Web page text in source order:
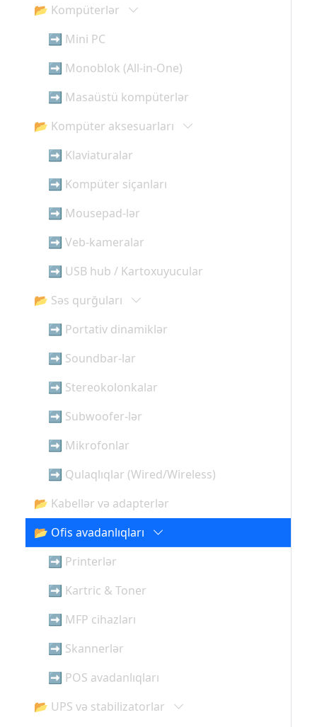
📂 Kompüterlər
➡ Mini PC
➡ Monoblok (All-in-One)
➡ Masaüstü kompüterlər
📂 Kompüter aksesuarları
➡ Klaviaturalar
➡ Kompüter siçanları
➡ Mousepad-lər
➡ Veb-kameralar
➡ USB hub / Kartoxuyucular
📂 Səs qurğuları
➡ Portativ dinamiklər
➡ Soundbar-lar
➡ Stereokolonkalar
➡ Subwoofer-lər
➡ Mikrofonlar
➡ Qulaqlıqlar (Wired/Wireless)
📂 Kabellər və adapterlər
📂 Ofis avadanlıqları
➡ Printerlər
➡ Kartric & Toner
➡ MFP cihazları
➡ Skannerlər
➡ POS avadanlıqları
📂 UPS və stabilizatorlar